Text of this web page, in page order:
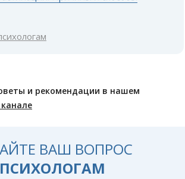
и рекомендации в нашем
ВАШ ВОПРОС
ПСИХОЛОГАМ